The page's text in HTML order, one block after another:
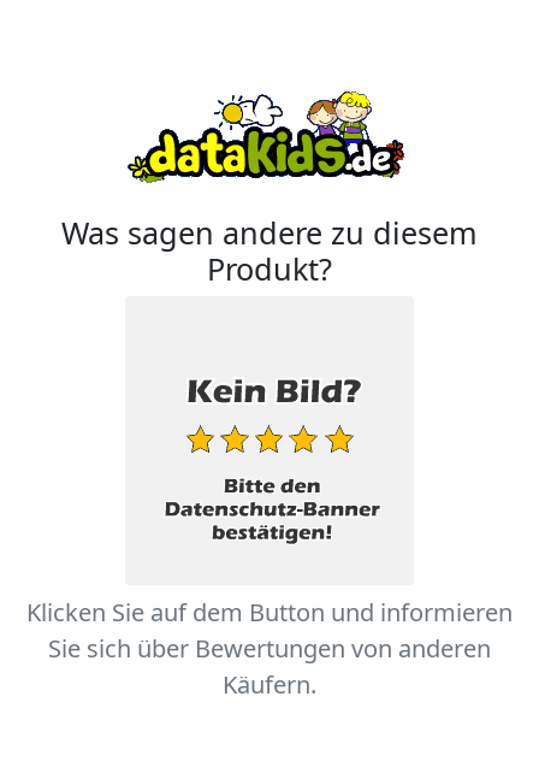
Was sagen andere zu diesem
Produkt?
Klicken Sie auf dem Button und informieren
Sie sich über Bewertungen von anderen
Käufern.